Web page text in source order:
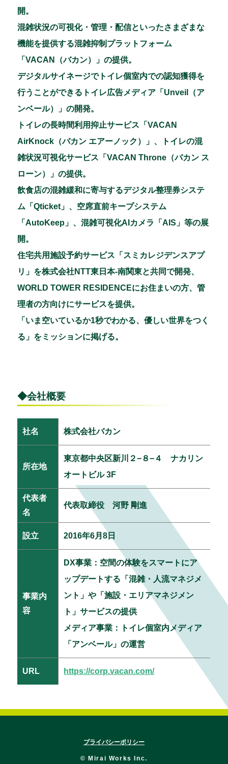
開。
混雑状況の可視化・管理・配信といったさまざまな
機能を提供する混雑抑制プラットフォーム
「VACAN（バカン）」の提供。
デジタルサイネージでトイレ個室内での認知獲得を
行うことができるトイレ広告メディア「Unveil（ア
ンベール）」の開発。
トイレの長時間利用抑止サービス「VACAN
AirKnock（バカン エアーノック）」、トイレの混
雑状況可視化サービス「VACAN Throne（バカン ス
ローン）」の提供。
飲食店の混雑緩和に寄与するデジタル整理券システ
ム「Qticket」、空席直前キープシステム
「AutoKeep」、混雑可視化AIカメラ「AIS」等の展
開。
住宅共用施設予約サービス「スミカレジデンスアプ
リ」を株式会社NTT東日本‐南関東と共同で開発、
WORLD TOWER RESIDENCEにお住まいの方、管
理者の方向けにサービスを提供。
「いま空いているか1秒でわかる、優しい世界をつく
る」をミッションに掲げる。
◆会社概要
社名 株式会社バカン
所在地
東京都中央区新川２−８−４ ナカリン
オートビル 3F
代表者
名
代表取締役 河野 剛進
設立 2016年6月8日
事業内
容
DX事業：空間の体験をスマートにア
ップデートする「混雑・人流マネジメ
ント」や「施設・エリアマネジメン
ト」サービスの提供
メディア事業：トイレ個室内メディア
「アンベール」の運営
URL https://corp.vacan.com/
プライバシーポリシー
© Mirai Works Inc.